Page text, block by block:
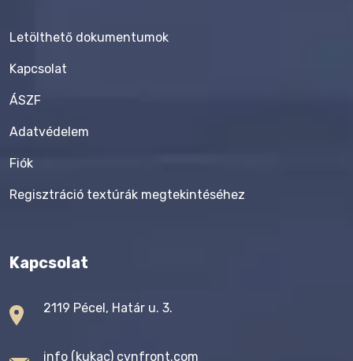
Letölthető dokumentumok
Kapcsolat
ÁSZF
Adatvédelem
Fiók
Regisztráció textúrák megtekintéséhez
Kapcsolat
2119 Pécel, Határ u. 3.
info (kukac) cvnfront.com